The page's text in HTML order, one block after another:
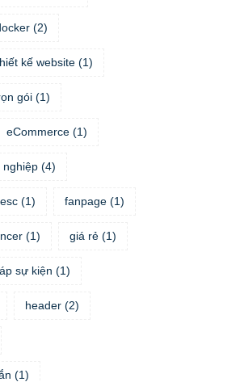
(2)
kế website (1)
gói (1)
eCommerce (1)
nghiệp (4)
esc (1) fanpage (1)
(1) giá rẻ (1)
sự kiện (1)
header (2)
(1)